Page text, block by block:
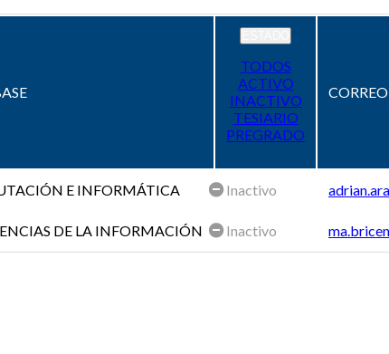
TODOS
ACTIVO
INACTIVO
TESIARIO
PREGRADO
E INFORMÁTICA Inactivo
DE LA INFORMACIÓN Inactivo